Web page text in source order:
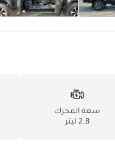
سعة المحرك
2.8 ليتر